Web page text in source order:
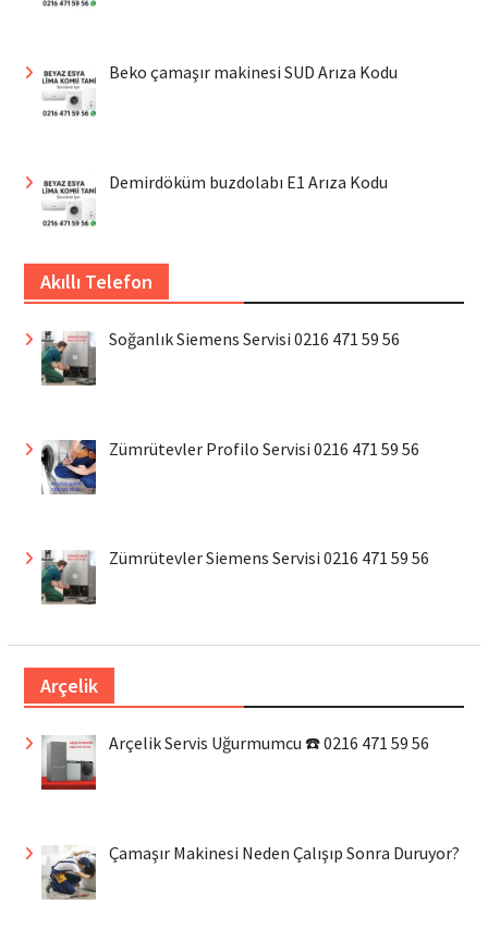
Beko çamaşır makinesi SUD Arıza Kodu
Demirdöküm buzdolabı E1 Arıza Kodu
Akıllı Telefon
Soğanlık Siemens Servisi 0216 471 59 56
Zümrütevler Profilo Servisi 0216 471 59 56
Zümrütevler Siemens Servisi 0216 471 59 56
Arçelik
Arçelik Servis Uğurmumcu ☎️ 0216 471 59 56
Çamaşır Makinesi Neden Çalışıp Sonra Duruyor?